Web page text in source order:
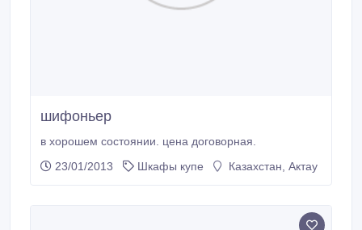
шифоньер
в хорошем состоянии. цена договорная.
23/01/2013
Шкафы купе Казахстан, Актау